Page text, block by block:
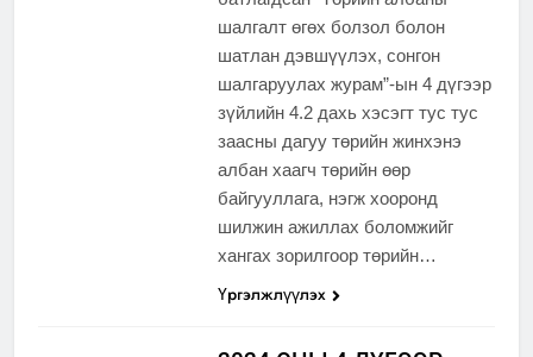
шалгалт өгөх болзол болон
шатлан дэвшүүлэх, сонгон
шалгаруулах журам”-ын 4 дүгээр
зүйлийн 4.2 дахь хэсэгт тус тус
заасны дагуу төрийн жинхэнэ
албан хаагч төрийн өөр
байгууллага, нэгж хооронд
шилжин ажиллах боломжийг
хангах зорилгоор төрийн…
Үргэлжлүүлэх